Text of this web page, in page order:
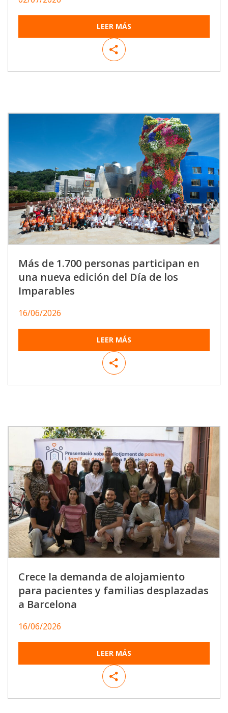
LEER MÁS
Más de 1.700 personas participan en
una nueva edición del Día de los
Imparables
16/06/2026
LEER MÁS
Crece la demanda de alojamiento
para pacientes y familias desplazadas
a Barcelona
16/06/2026
LEER MÁS